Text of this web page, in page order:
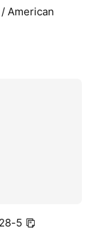
American
5